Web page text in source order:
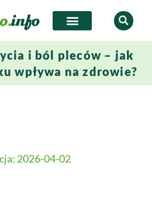
i ból pleców – jak
wpływa na zdrowie?
2026-04-02